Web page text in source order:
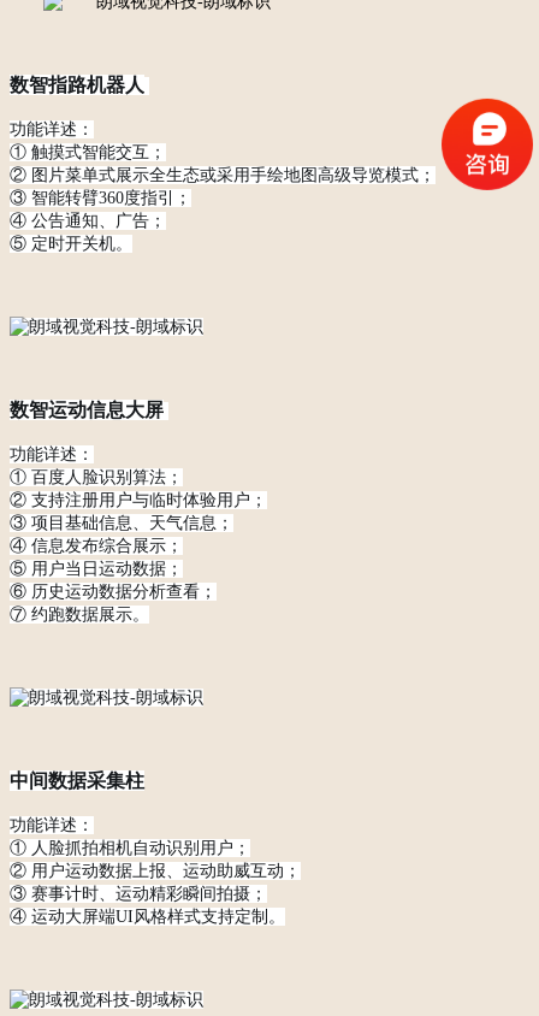
数智指路机器人
功能详述：
① 触摸式智能交互；
② 图片菜单式展示全生态或采用手绘地图高级导览模式；
③ 智能转臂360度指引；
④ 公告通知、广告；
⑤ 定时开关机。
数智运动信息大屏
功能详述：
① 百度人脸识别算法；
② 支持注册用户与临时体验用户；
③ 项目基础信息、天气信息；
④ 信息发布综合展示；
⑤ 用户当日运动数据；
⑥ 历史运动数据分析查看；
⑦ 约跑数据展示。
中间数据采集柱
功能详述：
① 人脸抓拍相机自动识别用户；
② 用户运动数据上报、运动助威互动；
③ 赛事计时、运动精彩瞬间拍摄；
④ 运动大屏端UI风格样式支持定制。